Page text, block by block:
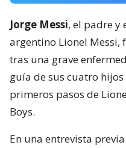
Jorge Messi, el padre y
argentino Lionel Messi,
tras una grave
guía de sus cuatro
primeros pasos de
Boys.
En una entrevista